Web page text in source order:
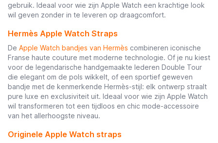
gebruik. Ideaal voor wie zijn Apple Watch een krachtige look
wil geven zonder in te leveren op draagcomfort.
Hermès Apple Watch Straps
De Apple Watch bandjes van Hermès combineren iconische
Franse haute couture met moderne technologie. Of je nu kiest
voor de legendarische handgemaakte lederen Double Tour
die elegant om de pols wikkelt, of een sportief geweven
bandje met de kenmerkende Hermès-stijl: elk ontwerp straalt
pure luxe en exclusiviteit uit. Ideaal voor wie zijn Apple Watch
wil transformeren tot een tijdloos en chic mode-accessoire
van het allerhoogste niveau.
Originele Apple Watch straps